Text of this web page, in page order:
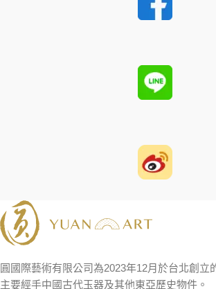
圓國際藝術有限公司為2023年12月於台北創立
主要經手中國古代玉器及其他東亞歷史物件。